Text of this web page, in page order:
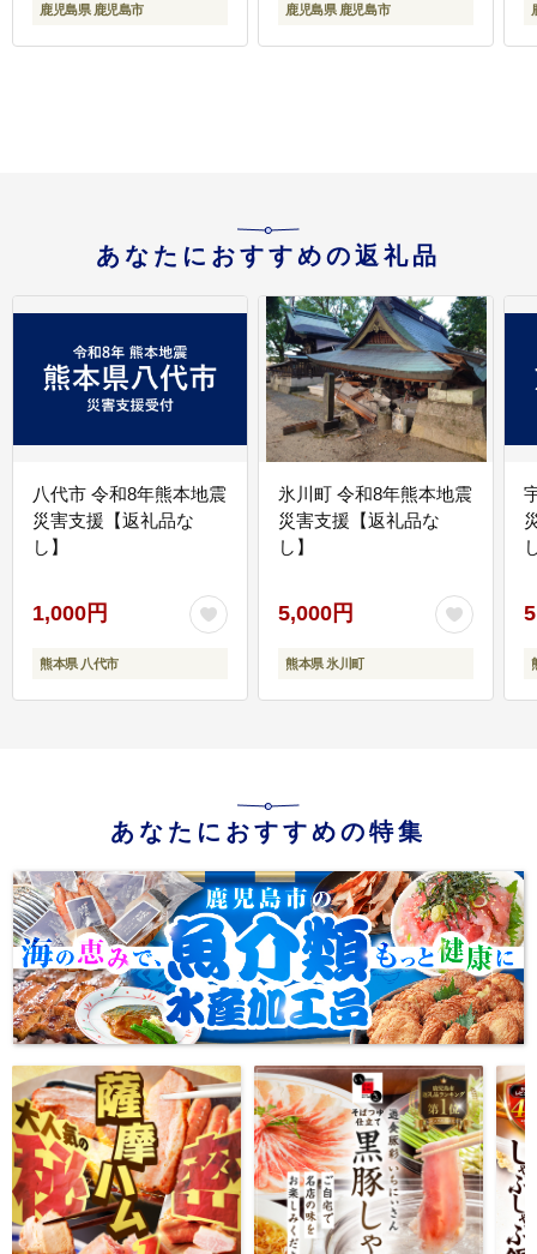
鹿児島県 鹿児島市 鹿児島県 鹿児島市
あなたにおすすめの返礼品
八代市 令和8年熊本地震
災害支援【返礼品な
し】
1,000円
熊本県 八代市
氷川町 令和8年熊本地震
災害支援【返礼品な
し】
5,000円
熊本県 氷川町
あなたにおすすめの特集